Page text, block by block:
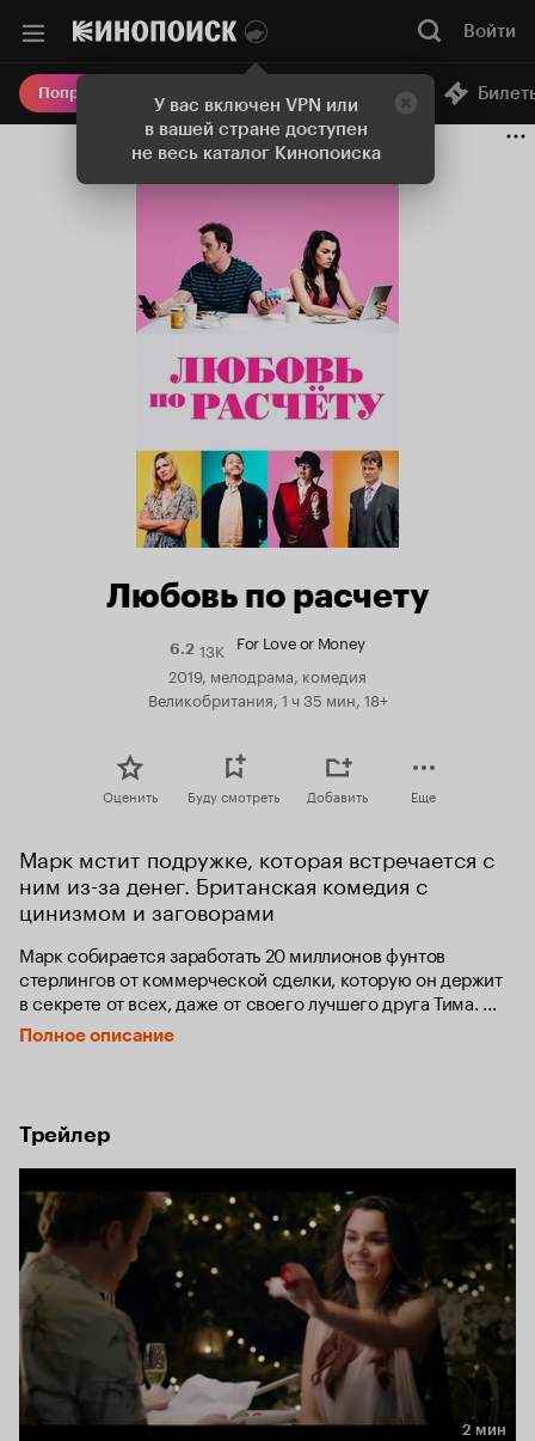
У вас включен VPN или
в вашей стране доступен
не весь каталог Кинопоиска
Войти
Попробовать Плюс Онлайн-кинотеатр
Любовь по расчету
6.2Рейтинг
Кинопоиска
6.2
13K For Love or Money
2019, мелодрама, комедия
Великобритания, 1 ч 35 мин, 18+
Оценить Буду смотреть Добавить Еще
Марк мстит подружке, которая встречается с
ним из-за денег. Британская комедия с
цинизмом и заговорами
Марк собирается заработать 20 миллионов фунтов
стерлингов от коммерческой сделки, которую он держит
в секрете от всех, даже от своего лучшего друга Тима.
Более того, случайная встреча на похоронах дала ему еще
один шанс с любовью всей его жизни Конни. Сказочный
намерения.
Полное описание
Трейлер
2 мин